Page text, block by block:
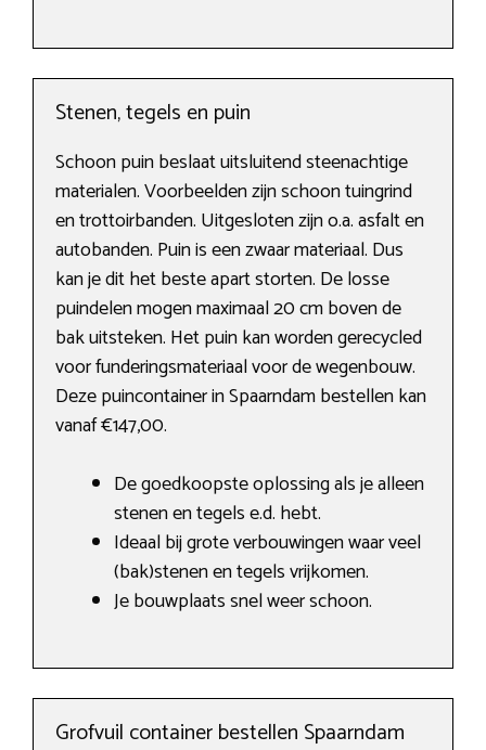
Stenen, tegels en puin
Schoon puin beslaat uitsluitend steenachtige
materialen. Voorbeelden zijn schoon tuingrind
en trottoirbanden. Uitgesloten zijn o.a. asfalt en
autobanden. Puin is een zwaar materiaal. Dus
kan je dit het beste apart storten. De losse
puindelen mogen maximaal 20 cm boven de
bak uitsteken. Het puin kan worden gerecycled
voor funderingsmateriaal voor de wegenbouw.
Deze puincontainer in Spaarndam bestellen kan
vanaf €147,00.
De goedkoopste oplossing als je alleen
stenen en tegels e.d. hebt.
Ideaal bij grote verbouwingen waar veel
(bak)stenen en tegels vrijkomen.
Je bouwplaats snel weer schoon.
Grofvuil container bestellen Spaarndam